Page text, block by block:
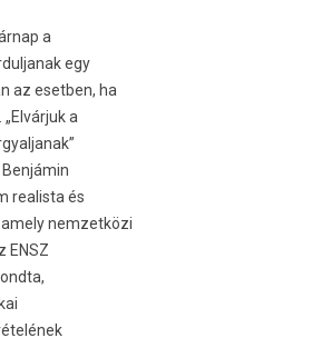
a
egy
az esetb­en, ha
a
rea­lis­ta és
nem­zetközi
ENSZ